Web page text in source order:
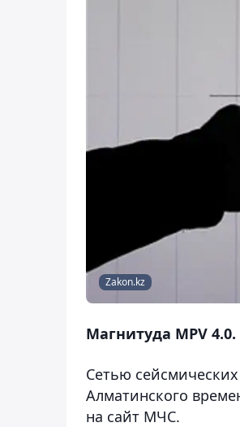
Zakon.kz
Магнитуда MPV 4.0.
Сетью
Алматинского
на сайт МЧС.